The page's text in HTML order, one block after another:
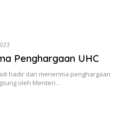
Penghargaan UHC
hadir dan menerima penghargaan
oleh Menteri…